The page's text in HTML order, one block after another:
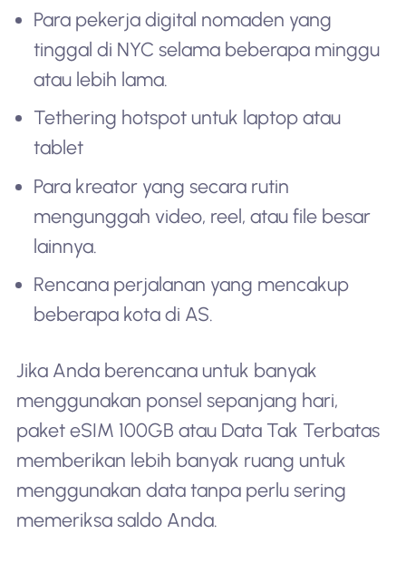
Para pekerja digital nomaden yang
tinggal di NYC selama beberapa minggu
atau lebih lama.
Tethering hotspot untuk laptop atau
tablet
Para kreator yang secara rutin
mengunggah video, reel, atau file besar
lainnya.
Rencana perjalanan yang mencakup
beberapa kota di AS.
Jika Anda berencana untuk banyak
menggunakan ponsel sepanjang hari,
paket eSIM 100GB atau Data Tak Terbatas
memberikan lebih banyak ruang untuk
menggunakan data tanpa perlu sering
memeriksa saldo Anda.